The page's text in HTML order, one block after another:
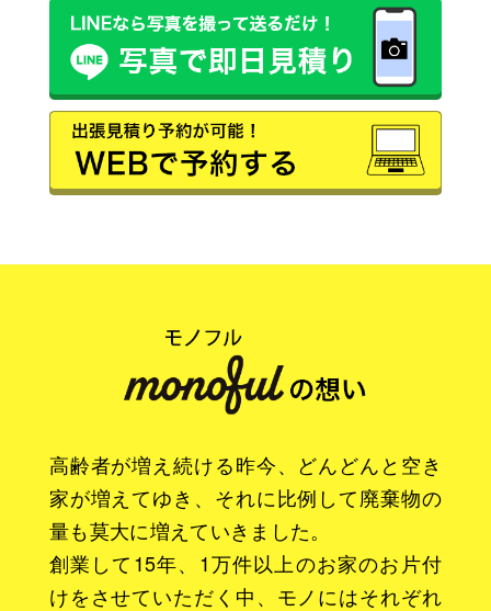
高齢者が増え続ける昨今、どんどんと空き
家が増えてゆき、それに比例して廃棄物の
量も莫大に増えていきました。
創業して15年、1万件以上のお家のお片付
けをさせていただく中、モノにはそれぞれ